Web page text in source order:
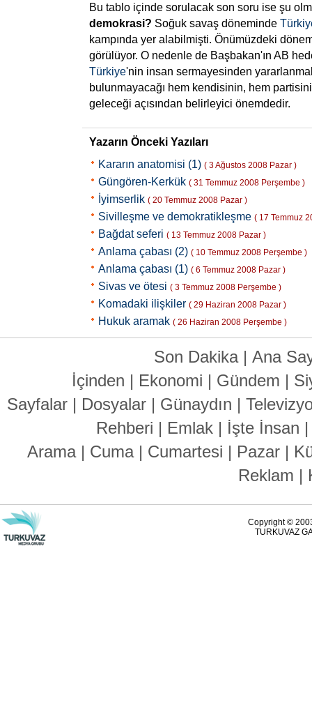
Bu tablo içinde sorulacak son soru ise şu
demokrasi? Soğuk savaş döneminde
kampında yer alabilmişti. Önümüzdeki
görülüyor. O nedenle de Başbakan'ın AB
Türkiye'nin insan sermayesinden
bulunmayacağı hem kendisinin, hem
geleceği açısından belirleyici önemdedir.
Yazarın Önceki Yazıları
Kararın anatomisi (1) ( 3 Ağustos 2008 Pazar )
Güngören-Kerkük ( 31 Temmuz 2008 Perşembe )
İyimserlik ( 20 Temmuz 2008 Pazar )
Sivilleşme ve demokratikleşme ( 17 Temmuz
Bağdat seferi ( 13 Temmuz 2008 Pazar )
Anlama çabası (2) ( 10 Temmuz 2008 Perşembe )
Anlama çabası (1) ( 6 Temmuz 2008 Pazar )
Sivas ve ötesi ( 3 Temmuz 2008 Perşembe )
Komadaki ilişkiler ( 29 Haziran 2008 Pazar )
Hukuk aramak ( 26 Haziran 2008 Perşembe )
Son Dakika| Ana
İçinden | Ekonomi | Gündem |
Sayfalar | Dosyalar | Günaydın |
Rehberi | Emlak| İşte İnsan
Arama| Cuma| Cumartesi | Pazar |
Reklam |
Copyright ©
TURKUVAZ